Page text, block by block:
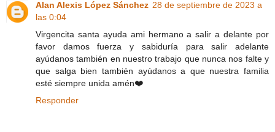
Alan Alexis López Sánchez 28 de septiembre de 2023 a
las 0:04
Virgencita santa ayuda ami hermano a salir a delante por
favor damos fuerza y sabiduría para salir adelante
ayúdanos también en nuestro trabajo que nunca nos falte y
que salga bien también ayúdanos a que nuestra familia
esté siempre unida amén❤️
Responder